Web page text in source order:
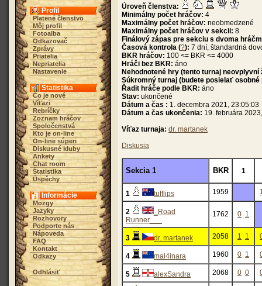
Profil
Platené členstvo
Môj profil
Fotoalba
Odkazovač
Zprávy
Priatelia
Nepriatelia
Nastavenie
Štatistika
Čo je nové
Víťazi
Rebríčky
Zoznam hráčov
Spoločenstvá
Kto je on-line
On-line súperi
Diskusné kluby
Ankety
Chat room
Štatistika
Úspěchy
Informácie
Mozgy
Jazyky
Rozhovory
Podporte nás
Nápoveda
FAQ
Kontakt
Odkazy
Odhlásiť
Úroveň členstva:
Minimálny počet hráčov: 4
Maximálny počet hráčov: neobmedzené
Maximálny počet hráčov v sekcii: 8
Finálový zápas pre sekciu s dvoma
Časová kontrola (?): 7 dní, štandardná
BKR hráčov: 100 <= BKR <= 4000
Hráči bez BKR: áno
Nehodnotené hry (tento turnaj neovplyvní
Súkromný turnaj (budete posielať osobné
Řadit hráče podle BKR: áno
Stav: ukončené
Dátum a čas : 1. decembra 2021, 23:05:03
Dátum a čas ukončenia: 19. februára
Víťaz turnaja: dr. martanek
Diskusia
Sekcia 1 BKR 1
1 tufflips 1959
2
_Road
Runner___
1762 0 1
3 dr. martanek 2058 1 1
4 mal4inara 1960 0 1
5 alexSandra 2068 0 0